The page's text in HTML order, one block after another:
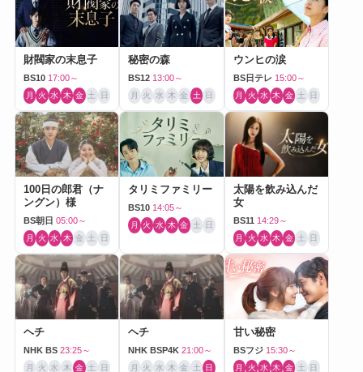
財閥家の末息子
BS10 17:00～
月 火 水 木 金 土 日
秘密の森
BS12 13:00～
月 火 水 木 金 土 日
ウンヒの涙
BS日テレ 15:00～
月 火 水 木 金 土 日
100日の郎君（ナ
ングン）様
BS朝日 05:00～
月 火 水 木 金 土 日
タリミファミリー
BS10 14:05～
月 火 水 木 金 土 日
太陽を飲み込んだ
女
BS11 14:29～
月 火 水 木 金 土 日
ヘチ
NHK BS 23:25～
月 火 水 木 金 土 日
ヘチ
NHK BSP4K 21:00～
月 火 水 木 金 土 日
甘い秘密
BSフジ 15:30～
月 火 水 木 金 土 日